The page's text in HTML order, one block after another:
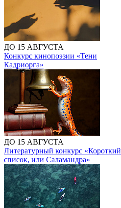
ДО 15 АВГУСТА
Конкурс кинопоэзии «Тени
Кадриорга»
ДО 15 АВГУСТА
Литературный конкурс «Короткий
список, или Саламандра»